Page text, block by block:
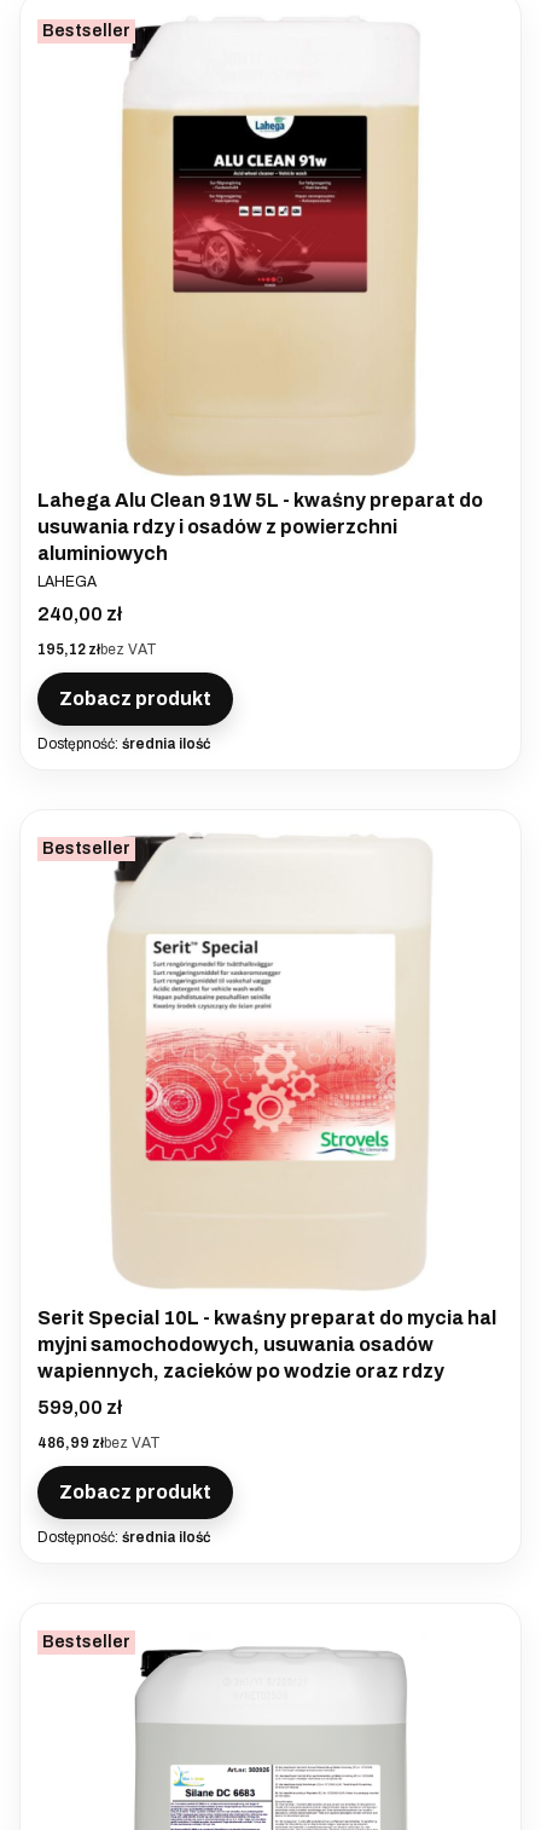
Bestseller
Lahega Alu Clean 91W 5L - kwaśny preparat do
usuwania rdzy i osadów z powierzchni
aluminiowych
PRODUCENT
LAHEGA
Cena
240,00 zł
Cena
195,12 złbez VAT
Zobacz produkt
Dostępność: średnia ilość
Bestseller
Serit Special 10L - kwaśny preparat do mycia hal
myjni samochodowych, usuwania osadów
wapiennych, zacieków po wodzie oraz rdzy
Cena
599,00 zł
Cena
486,99 złbez VAT
Zobacz produkt
Dostępność: średnia ilość
Bestseller